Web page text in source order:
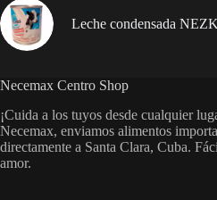
Leche condensada
Necemax Centro Shop
¡Cuida a los tuyos desde cualquier
Necemax, enviamos alimentos
directamente a Santa Clara, Cuba.
amor.